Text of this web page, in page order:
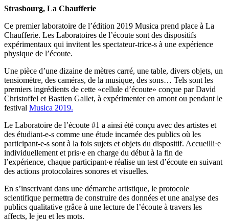
Strasbourg, La Chaufferie
Ce premier laboratoire de l’édition 2019 Musica prend place à La
Chaufferie. Les Laboratoires de l’écoute sont des dispositifs
expérimentaux qui invitent les spectateur-trice-s à une expérience
physique de l’écoute.
Une pièce d’une dizaine de mètres carré, une table, divers objets, un
tensiomètre, des caméras, de la musique, des sons… Tels sont les
premiers ingrédients de cette «cellule d’écoute» conçue par David
Christoffel et Bastien Gallet, à expérimenter en amont ou pendant le
festival Musica 2019.
Le Laboratoire de l’écoute #1 a ainsi été conçu avec des artistes et
des étudiant-e-s comme une étude incarnée des publics où les
participant-e-s sont à la fois sujets et objets du dispositif. Accueilli·e
individuellement et pris·e en charge du début à la fin de
l’expérience, chaque participant·e réalise un test d’écoute en suivant
des actions protocolaires sonores et visuelles.
En s’inscrivant dans une démarche artistique, le protocole
scientifique permettra de construire des données et une analyse des
publics qualitative grâce à une lecture de l’écoute à travers les
affects, le jeu et les mots.